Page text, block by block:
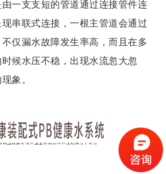
一支支短的管道通过连接管件连
串联式连接，一根主管道会通过
仅漏水故障发生率高，而且在多
候水压不稳，出现水流忽大忽
象。